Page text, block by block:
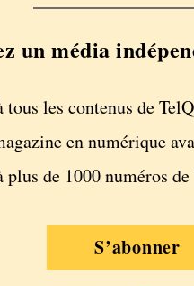
un média
tous les contenus de
en numérique
plus de 1000 numéros
S’abonner